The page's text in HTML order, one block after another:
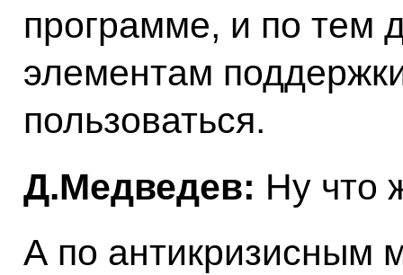
программе, и по тем
элементам
пользоваться.
Д.Медведев: Ну что
А по антикризисным